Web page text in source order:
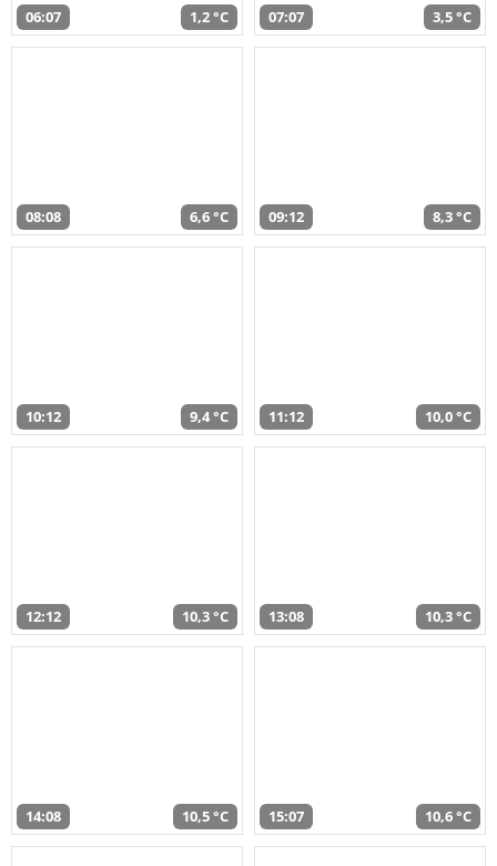
06:07 1,2 °C 07:07 3,5 °C
08:08 6,6 °C 09:12 8,3 °C
10:12 9,4 °C 11:12 10,0 °C
12:12 10,3 °C 13:08 10,3 °C
14:08 10,5 °C 15:07 10,6 °C